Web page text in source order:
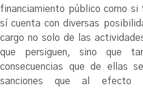
financiamiento público como
sí cuenta con diversas
cargo no solo de las
que persiguen, sino que
consecuencias que de ellas
sanciones que al efecto